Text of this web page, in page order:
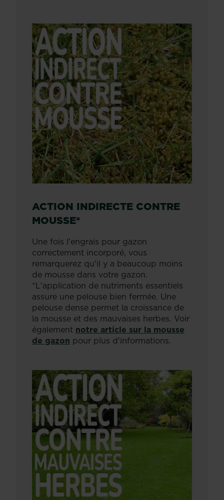
ACTION INDIRECTE CONTRE
MOUSSE*
Une fois l'engrais pour gazon
correctement incorporé, vous
remarquerez qu'il y a beaucoup moins
de mousse dans votre gazon.
*L'application de nutriments essentiels
assure une pelouse bien fermée. Une
pelouse dense permet la croissance de
la mousse et des mauvaises herbes. Voir
également notre article sur la mousse
de gazon pour plus d'informations.